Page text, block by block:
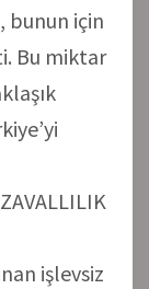
bunun için
Bu miktar
işlevsiz